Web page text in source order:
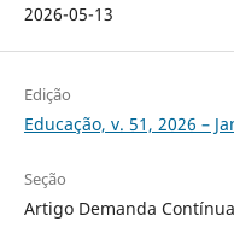
2026-05-13
Edição
Educação, v. 51, 2026 –
Seção
Artigo Demanda Contínua